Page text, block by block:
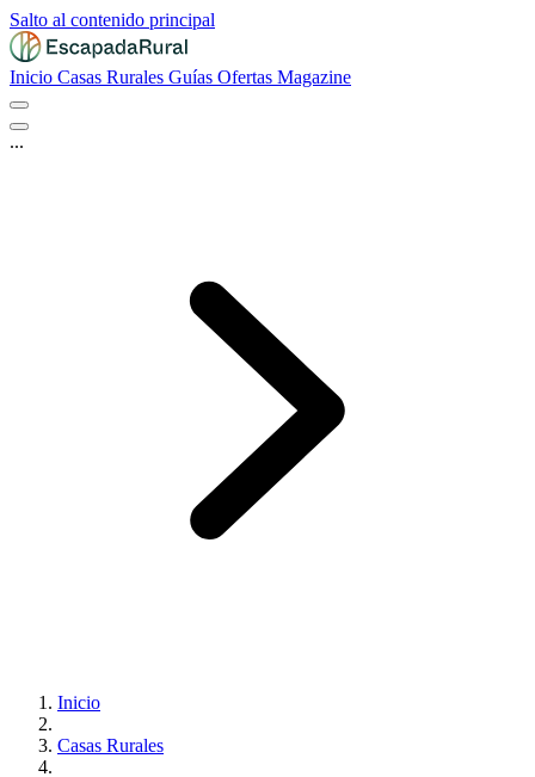
Salto al contenido principal
Inicio Casas Rurales Guías Ofertas Magazine
...
Inicio
Casas Rurales